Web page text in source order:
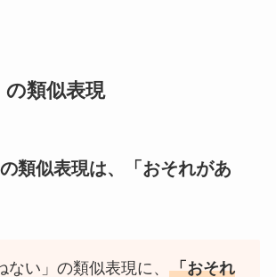
の類似表現
の類似表現は、「おそれがあ
ない」の類似表現に、「おそれ